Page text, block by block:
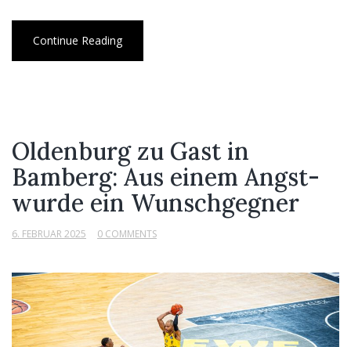
Continue Reading
Oldenburg zu Gast in
Bamberg: Aus einem Angst-
wurde ein Wunschgegner
6. FEBRUAR 2025 0 COMMENTS